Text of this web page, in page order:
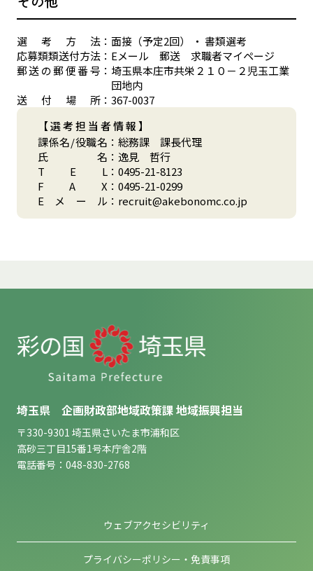
選 考 方 法： 面接（予定2回） ・ 書類選考
応募類類送付方法： Eメール 郵送 求職者マイページ
郵送の郵便番号 ： 埼玉県本庄市共栄２１０－２児玉工業
団地内
送
付 場 所： 367-0037
【選考担当者情報】
課係名/役職名 ： 総務課 課長代理
氏
名 ： 逸見 哲行
T
E L： 0495-21-8123
F
A X ： 0495-21-0299
E
メ ー ル ： recruit@akebonomc.co.jp
埼玉県 企画財政部地域政策課 地域振興担当
〒330-9301 埼玉県さいたま市浦和区
高砂三丁目15番1号本庁舎2階
電話番号：048-830-2768
ウェブアクセシビリティ
プライバシーポリシー・免責事項